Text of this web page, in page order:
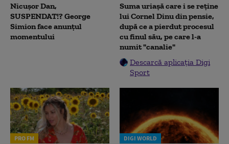
Nicușor Dan,
SUSPENDAT!? George
Simion face anunțul
momentului
Suma uriașă care i se reține
lui Cornel Dinu din pensie,
după ce a pierdut procesul
cu finul său, pe care l-a
numit "canalie"
Descarcă aplicația Digi
Sport
PRO FM DIGI WORLD